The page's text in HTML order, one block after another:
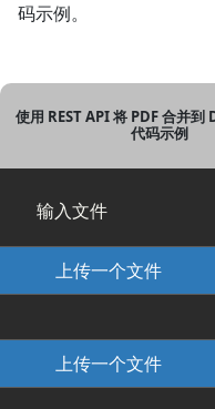
码示例。
使用 REST API 将 PDF 合并到
代码示例
输入文件
上传一个文件
上传一个文件